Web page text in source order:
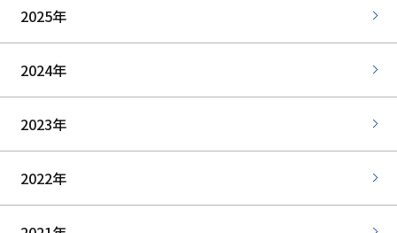
2025年
2024年
2023年
2022年